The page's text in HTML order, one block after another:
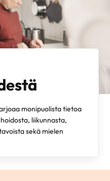
monipuolista tietoa
liikunnasta,
sekä mielen